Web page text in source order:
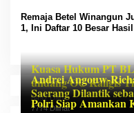
Remaja Betel Winangun
1, Ini Daftar 10 Besar Hasil
Kuasa Hukum PT
undang OC Kaligis
Profesi Advokat
8492 Dilihat
Andrei Angouw-
Saerang Dilantik
7774 Dilihat
Polri Siap Amankan